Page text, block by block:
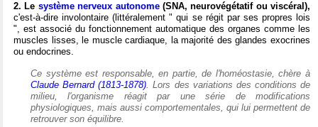
2. Le système nerveux autonome(SNA, neurovégétatif ou viscéral),
c'est-à-dire involontaire (littéralement " qui se régit par ses propres lois
", est associé du fonctionnement automatique des organes comme les
muscles lisses, le muscle cardiaque, la majorité des glandes exocrines
ou endocrines.
Ce système est responsable, en partie, de l'homéostasie, chère à
Claude Bernard (1813-1878). Lors des variations des conditions de
milieu, l'organisme réagit par une série de modifications
physiologiques, mais aussi comportementales, qui lui permettent de
retrouver son équilibre.